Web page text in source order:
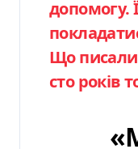
допомогу.
Що
сто років